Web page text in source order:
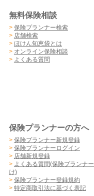
無料保険相談
> 保険プランナー検索
> 店舗検索
> ほけん知恵袋とは
> オンライン保険相談
> よくある質問
保険プランナーの方へ
> 保険プランナー新規登録
> 保険プランナーログイン
> 店舗新規登録
> よくある質問(保険プランナ
け)
> 保険プランナー登録規約
> 特定商取引法に基づく表記